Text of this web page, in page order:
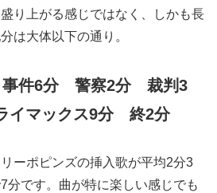
り上がる感じではなく、しかも長
は大体以下の通り。
件6分 警察2分 裁判3
マックス9分 終2分
ーポピンズの挿入歌が平均2分3
分です。曲が特に楽しい感じでも